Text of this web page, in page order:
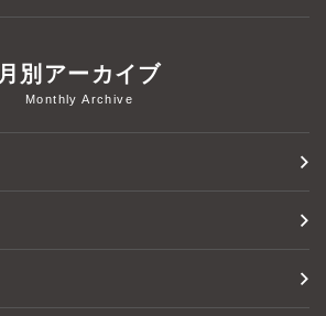
月別アーカイブ
Monthly Archive